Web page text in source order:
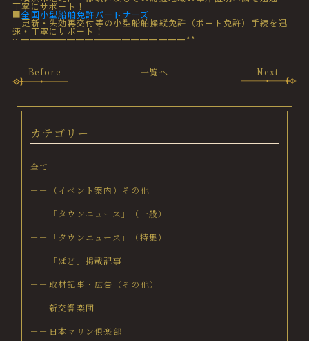
丁寧にサポート！
■全国小型船舶免許パートナーズ
更新・失効再交付等の小型船舶操縦免許（ボート免許）手続を迅
速・丁寧にサポート！
…━━━━━━━━━━━━━━━━━━**
Before 一覧へ Next
カテゴリー
全て
－－（イベント案内）その他
－－「タウンニュース」（一般）
－－「タウンニュース」（特集）
－－「ぱど」掲載記事
－－取材記事・広告（その他）
－－新交響楽団
－－日本マリン倶楽部